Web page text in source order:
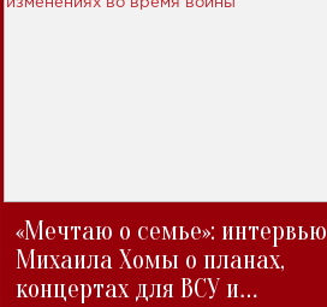
«Мечтаю о семье»: интервью
Михаила Хомы о планах,
концертах для ВСУ и